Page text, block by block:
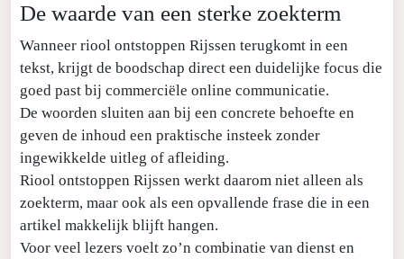
De waarde van een sterke zoekterm
Wanneer riool ontstoppen Rijssen terugkomt in een
tekst, krijgt de boodschap direct een duidelijke focus die
goed past bij commerciële online communicatie.
De woorden sluiten aan bij een concrete behoefte en
geven de inhoud een praktische insteek zonder
ingewikkelde uitleg of afleiding.
Riool ontstoppen Rijssen werkt daarom niet alleen als
zoekterm, maar ook als een opvallende frase die in een
artikel makkelijk blijft hangen.
Voor veel lezers voelt zo’n combinatie van dienst en